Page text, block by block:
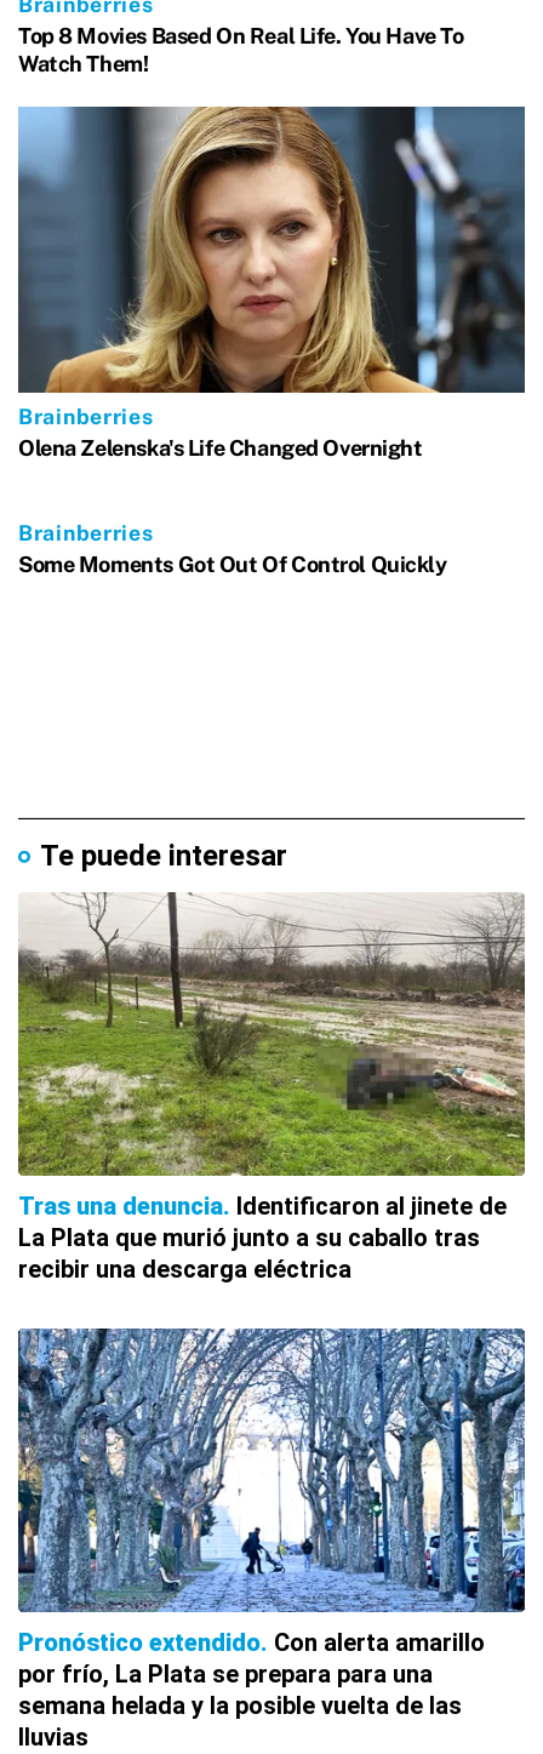
Te puede interesar
Tras una denuncia Identificaron al jinete de
La Plata que murió junto a su caballo tras
recibir una descarga eléctrica
Pronóstico extendido Con alerta amarillo
por frío, La Plata se prepara para una
semana helada y la posible vuelta de las
lluvias